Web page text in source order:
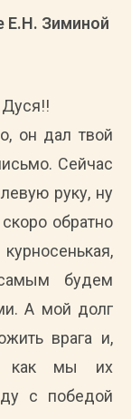
Е.Н. Зиминой
Дуся!!
он дал твой
Сейчас
руку, ну
обратно
будем
А мой долг
врага и,
как мы их
с победой